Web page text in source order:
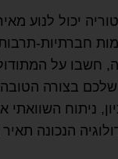
יכול לנוע
חברתיות-
חשבו על
בצורה הטובה
ניתוח השוואתי
הנכונה